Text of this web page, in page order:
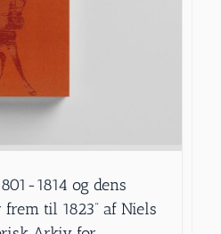
1814 og dens
til 1823” af Niels